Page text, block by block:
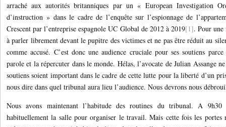
arraché aux autorités britanniques par un « European Investigation
d’instruction » dans le cadre de l’enquête sur l’espionnage de
Crescent par l’entreprise espagnole UC Global de 2012 à 2019[1]. Pour
à parler librement devant le pupitre des victimes et ne pas être réduit au
comme accusé. C’est donc une audience cruciale pour ses soutiens
parole et la répercuter dans le monde. Hélas, l’avocate de Julian Assange
soutiens soient important dans le cadre de cette lutte pour la liberté d’un
nous dire dans quel tribunal aura lieu l’audience. Nous devrons nous
Nous avons maintenant l’habitude des routines du tribunal. A
habituellement la salle pour organiser le travail. Mais cette fois les portes